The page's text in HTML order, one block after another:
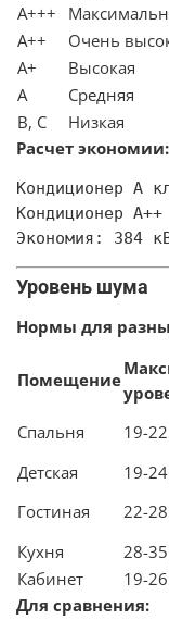
A+++
A++
Очень
A+
Высокая
A
Средняя
B, C
Низкая
Расчет экономии:
Кондиционер A
Кондиционер
Уровень шума
Нормы для
Помещение
Спальня
19-
Детская
19-
Гостиная
22-
Кухня
28-
Кабинет
19-
Для сравнения: